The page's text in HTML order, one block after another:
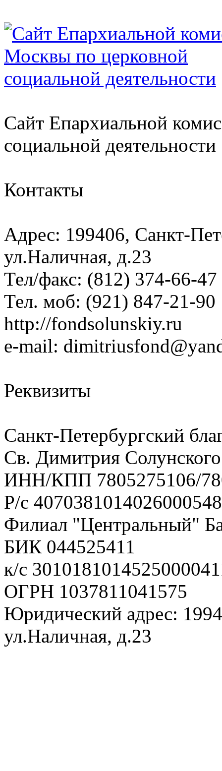
Сайт Епархиальной
социальной деятельности
Контакты
Адрес: 199406, Санкт-
ул.Наличная, д.23
Тел/факс: (812) 374-66-47
Тел. моб: (921) 847-21-90
http://fondsolunskiy.ru
e-mail:
Реквизиты
Санкт-Петербургский
Св. Димитрия
ИНН/КПП 7805275106/
Р/с
Филиал "Центральный"
БИК 044525411
к/с
ОГРН 1037811041575
Юридический адрес:
ул.Наличная, д.23